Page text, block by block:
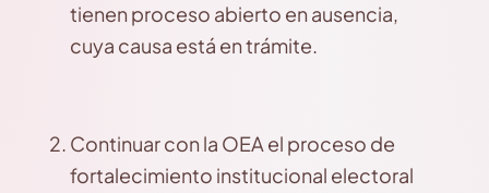
tienen proceso abierto en ausencia,
cuya causa está en trámite.
Continuar con la OEA el proceso de
fortalecimiento institucional electoral